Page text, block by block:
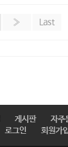
» Last
게시판
자주
로그인 회원가입